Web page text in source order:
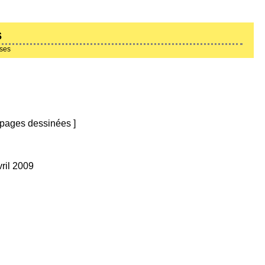
pages dessinées]
2009